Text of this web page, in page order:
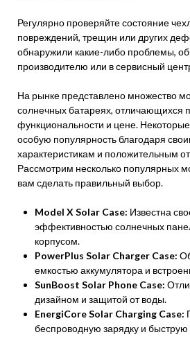
Регулярно проверяйте состояние
повреждений, трещин или других
обнаружили какие-либо проблемы,
производителю или в сервисный
На рынке представлено множество
солнечных батареях, отличающихся
функциональности и цене.
особую популярность благодаря
характеристикам и положительным
Рассмотрим несколько популярных
вам сделать правильный выбор.
Model X Solar Case: Известна
эффективностью солнечных
корпусом.
PowerPlus Solar Charger Case:
емкостью аккумулятора и
SunBoost Solar Phone Case:
дизайном и защитой от воды.
EnergiCore Solar Charging Case:
беспроводную зарядку и быструю